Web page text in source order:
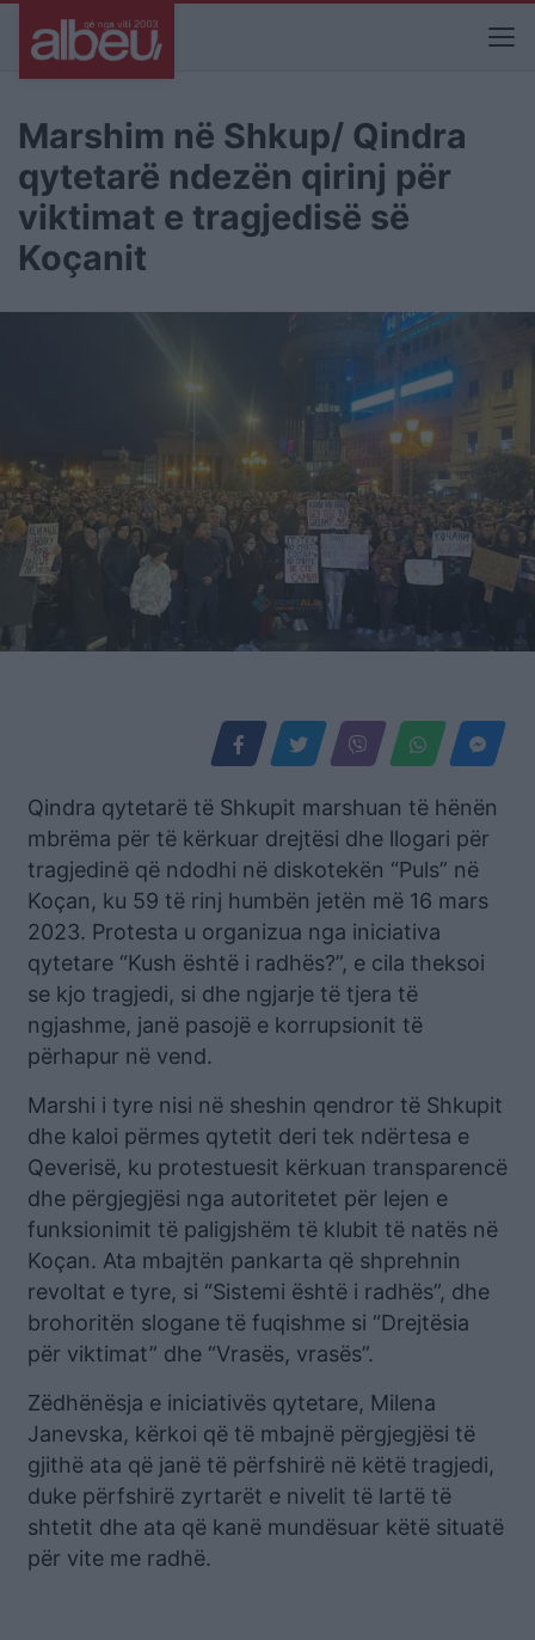
Marshim në Shkup/ Qindra
qytetarë ndezën qirinj për
viktimat e tragjedisë së
Koçanit
Qindra qytetarë të Shkupit marshuan të hënën
mbrëma për të kërkuar drejtësi dhe llogari për
tragjedinë që ndodhi në diskotekën “Puls” në
Koçan, ku 59 të rinj humbën jetën më 16 mars
2023. Protesta u organizua nga iniciativa
qytetare “Kush është i radhës?”, e cila theksoi
se kjo tragjedi, si dhe ngjarje të tjera të
ngjashme, janë pasojë e korrupsionit të
përhapur në vend.
Marshi i tyre nisi në sheshin qendror të Shkupit
dhe kaloi përmes qytetit deri tek ndërtesa e
Qeverisë, ku protestuesit kërkuan transparencë
dhe përgjegjësi nga autoritetet për lejen e
funksionimit të paligjshëm të klubit të natës në
Koçan. Ata mbajtën pankarta që shprehnin
revoltat e tyre, si “Sistemi është i radhës”, dhe
brohoritën slogane të fuqishme si “Drejtësia
për viktimat” dhe “Vrasës, vrasës”.
Zëdhënësja e iniciativës qytetare, Milena
Janevska, kërkoi që të mbajnë përgjegjësi të
gjithë ata që janë të përfshirë në këtë tragjedi,
duke përfshirë zyrtarët e nivelit të lartë të
shtetit dhe ata që kanë mundësuar këtë situatë
për vite me radhë.